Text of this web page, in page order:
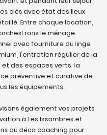
clés avec état des lieux
Entre chaque location,
le ménage
avec fourniture du linge
l'entretien régulier de la
et des espaces verts, la
préventive et curative de
les équipements.
également vos projets
à Les Issambres et
du déco coaching pour